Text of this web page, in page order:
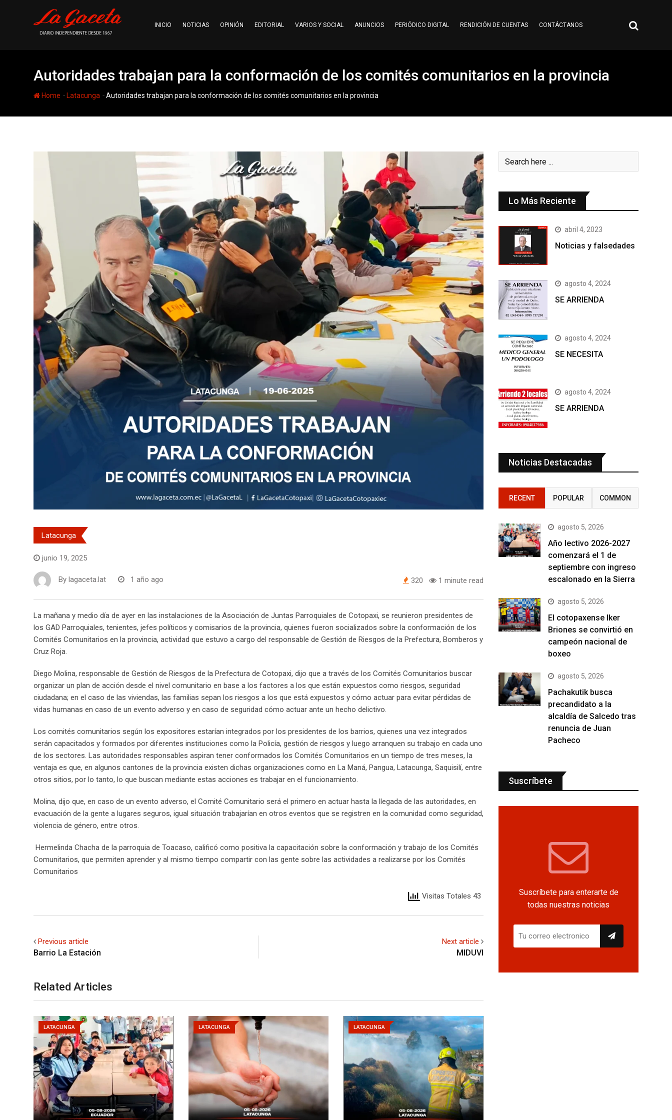
INICIO NOTICIAS OPINIÓN EDITORIAL VARIOS Y SOCIAL ANUNCIOS PERIÓDICO DIGITAL RENDICIÓN DE CUENTAS CONTÁCTANOS
Autoridades trabajan para la conformación de los comités comunitarios en la provincia
Home - Latacunga -Autoridades trabajan para la conformación de los comités comunitarios en la provincia
Latacunga
junio 19, 2025
By lagaceta.lat 1 año ago 320 1 minute read
La mañana y medio día de ayer en las instalaciones de la Asociación de Juntas Parroquiales de Cotopaxi, se reunieron presidentes de
los GAD Parroquiales, tenientes, jefes políticos y comisarios de la provincia, quienes fueron socializados sobre la conformación de los
Comités Comunitarios en la provincia, actividad que estuvo a cargo del responsable de Gestión de Riesgos de la Prefectura, Bomberos y
Cruz Roja.
Diego Molina, responsable de Gestión de Riesgos de la Prefectura de Cotopaxi, dijo que a través de los Comités Comunitarios buscar
organizar un plan de acción desde el nivel comunitario en base a los factores a los que están expuestos como riesgos, seguridad
ciudadana; en el caso de las viviendas, las familias sepan los riesgos a los que está expuestos y cómo actuar para evitar pérdidas de
vidas humanas en caso de un evento adverso y en caso de seguridad cómo actuar ante un hecho delictivo.
Los comités comunitarios según los expositores estarían integrados por los presidentes de los barrios, quienes una vez integrados
serán capacitados y formados por diferentes instituciones como la Policía, gestión de riesgos y luego arranquen su trabajo en cada uno
de los sectores. Las autoridades responsables aspiran tener conformados los Comités Comunitarios en un tiempo de tres meses, la
ventaja es que, en algunos cantones de la provincia existen dichas organizaciones como en La Maná, Pangua, Latacunga, Saquisilí, entre
otros sitios, por lo tanto, lo que buscan mediante estas acciones es trabajar en el funcionamiento.
Molina, dijo que, en caso de un evento adverso, el Comité Comunitario será el primero en actuar hasta la llegada de las autoridades, en
evacuación de la gente a lugares seguros, igual situación trabajarían en otros eventos que se registren en la comunidad como seguridad,
violencia de género, entre otros.
Hermelinda Chacha de la parroquia de Toacaso, calificó como positiva la capacitación sobre la conformación y trabajo de los Comités
Comunitarios, que permiten aprender y al mismo tiempo compartir con las gente sobre las actividades a realizarse por los Comités
Comunitarios
Visitas Totales 43
Previous article
Barrio La Estación
Next article
MIDUVI
Related Articles
LATACUNGA LATACUNGA LATACUNGA
Lo Más Reciente
abril 4, 2023
Noticias y falsedades
agosto 4, 2024
SE ARRIENDA
agosto 4, 2024
SE NECESITA
agosto 4, 2024
SE ARRIENDA
Noticias Destacadas
RECENT POPULAR COMMON
agosto 5, 2026
Año lectivo 2026-2027
comenzará el 1 de
septiembre con ingreso
escalonado en la Sierra
agosto 5, 2026
El cotopaxense Iker
Briones se convirtió en
campeón nacional de
boxeo
agosto 5, 2026
Pachakutik busca
precandidato a la
alcaldía de Salcedo tras
renuncia de Juan
Pacheco
Suscríbete
Suscríbete para enterarte de
todas nuestras noticias